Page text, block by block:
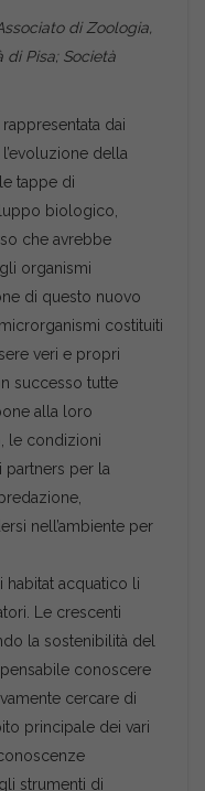
di Zoologia,
di Pisa; Società
dai
della
tappe di
biologico,
che avrebbe
organismi
di questo nuovo
costituiti
veri e propri
successo tutte
alla loro
le condizioni
partners per la
nell’ambiente per
habitat acquatico li
Le crescenti
la sostenibilità del
conoscere
cercare di
principale dei vari
strumenti di